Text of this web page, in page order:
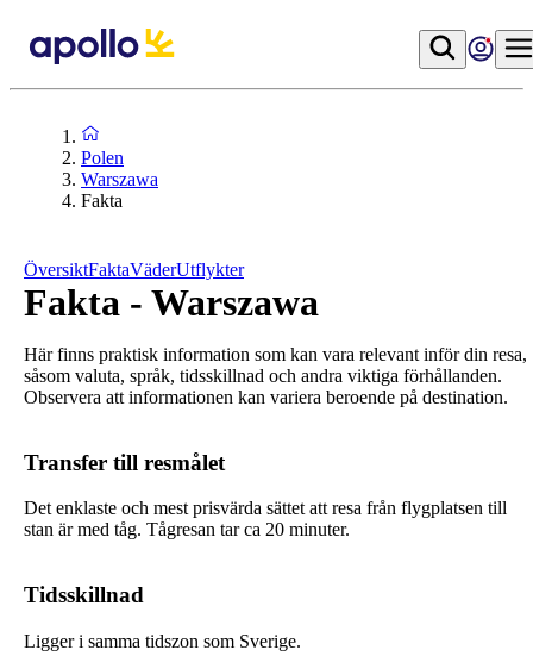
Polen
Warszawa
Fakta
ÖversiktFaktaVäderUtflykter
Fakta - Warszawa
Här finns praktisk information som kan vara relevant inför din resa,
såsom valuta, språk, tidsskillnad och andra viktiga förhållanden.
Observera att informationen kan variera beroende på destination.
Transfer till resmålet
Det enklaste och mest prisvärda sättet att resa från flygplatsen till
stan är med tåg. Tågresan tar ca 20 minuter.
Tidsskillnad
Ligger i samma tidszon som Sverige.